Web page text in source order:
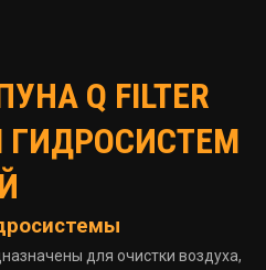
Q FILTER
для очистки воздуха,